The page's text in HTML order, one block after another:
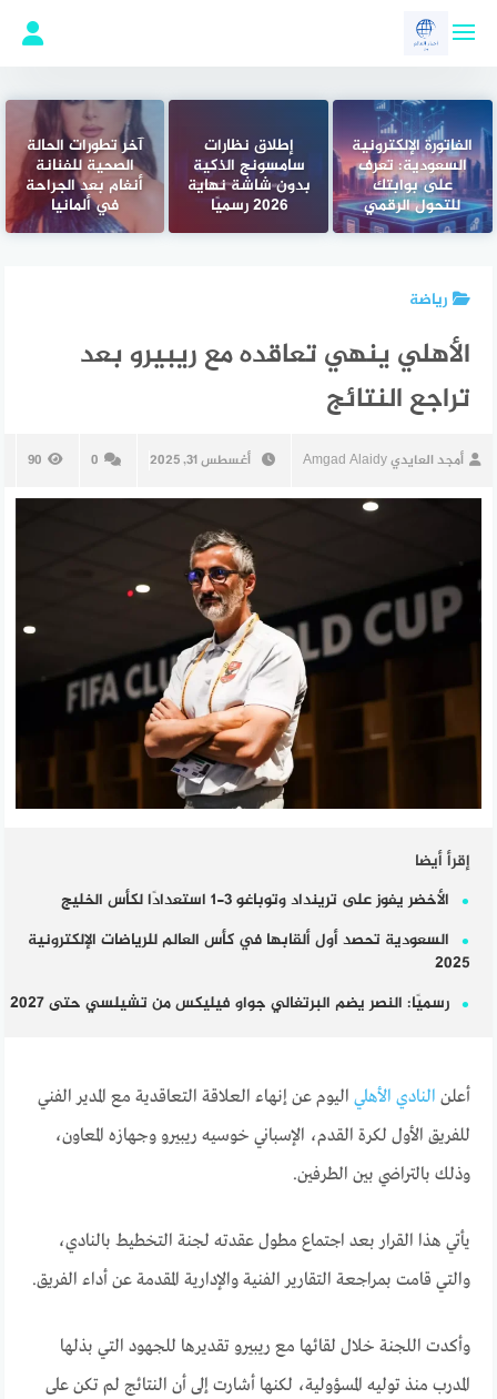
الفاتورة الإلكترونية
السعودية: تعرف
على بوابتك
للتحول الرقمي
إطلاق نظارات
سامسونج الذكية
بدون شاشة نهاية
2026 رسميًا
آخر تطورات الحالة
الصحية للفنانة
أنغام بعد الجراحة
في ألمانيا
رياضة
الأهلي ينهي تعاقده مع ريبيرو بعد
تراجع النتائج
أمجد العايدي Amgad Alaidy أغسطس 31, 2025 0
90
إقرأ أيضا
الأخضر يفوز على ترينداد وتوباغو 3-1 استعدادًا لكأس الخليج
السعودية تحصد أول ألقابها في كأس العالم للرياضات الإلكترونية
2025
رسميًا: النصر يضم البرتغالي جواو فيليكس من تشيلسي حتى 2027
أعلن النادي الأهلي اليوم عن إنهاء العلاقة التعاقدية مع المدير الفني
للفريق الأول لكرة القدم، الإسباني خوسيه ريبيرو وجهازه المعاون،
وذلك بالتراضي بين الطرفين.
يأتي هذا القرار بعد اجتماع مطول عقدته لجنة التخطيط بالنادي،
والتي قامت بمراجعة التقارير الفنية والإدارية المقدمة عن أداء الفريق.
وأكدت اللجنة خلال لقائها مع ريبيرو تقديرها للجهود التي بذلها
المدرب منذ توليه المسؤولية، لكنها أشارت إلى أن النتائج لم تكن على